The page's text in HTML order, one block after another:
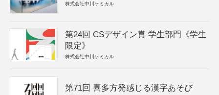
株式会社中川ケミカル
第24回 CSデザイン賞 学生部門《学生
限定》
株式会社中川ケミカル
第71回 喜多方発感じる漢字あそび